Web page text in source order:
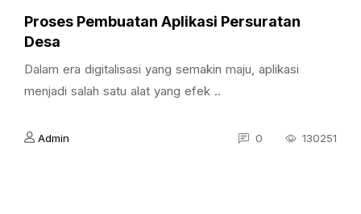
Proses Pembuatan Aplikasi Persuratan
Desa
Dalam era digitalisasi yang semakin maju, aplikasi
menjadi salah satu alat yang efek ..
Admin 0 130251